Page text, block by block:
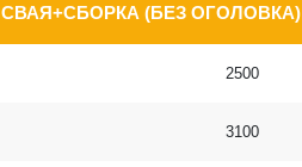
СВАЯ+СБОРКА (БЕЗ ОГОЛОВКА)
2500
3100